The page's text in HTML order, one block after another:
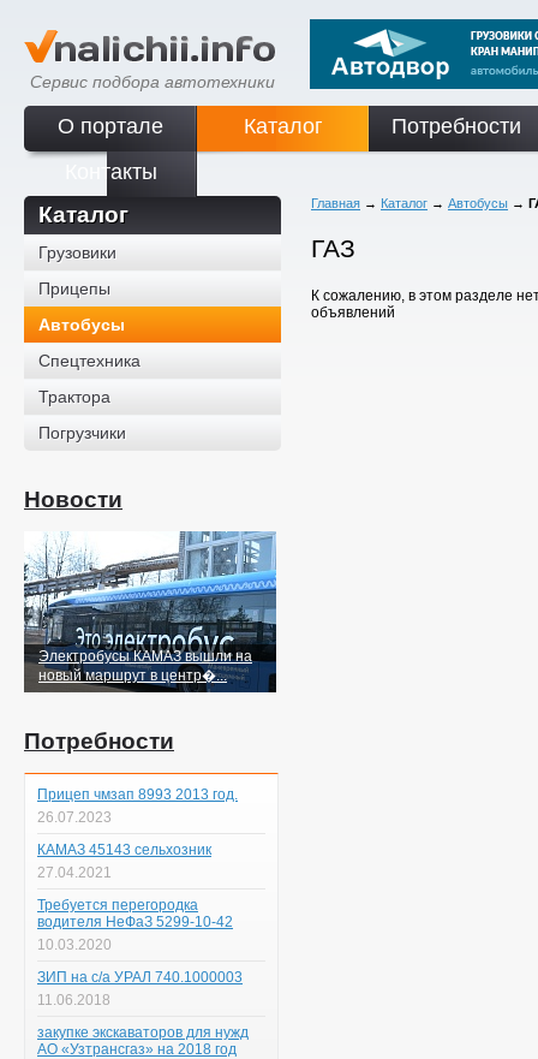
Сервис подбора автотехники
О портале Каталог
Потребности
Контакты
Каталог
Грузовики
Прицепы
Автобусы
Спецтехника
Трактора
Погрузчики
Новости
Электробусы КАМАЗ вышли на
новый маршрут в центр�...
Потребности
Прицеп чмзап 8993 2013 год.
26.07.2023
КАМАЗ 45143 сельхозник
27.04.2021
Требуется перегородка
водителя НеФаЗ 5299-10-42
10.03.2020
ЗИП на с/а УРАЛ 740.1000003
11.06.2018
закупке экскаваторов для нужд
АО «Узтрансгаз» на 2018 год
Главная → Каталог → Автобусы →
ГАЗ
К сожалению, в этом разделе
объявлений